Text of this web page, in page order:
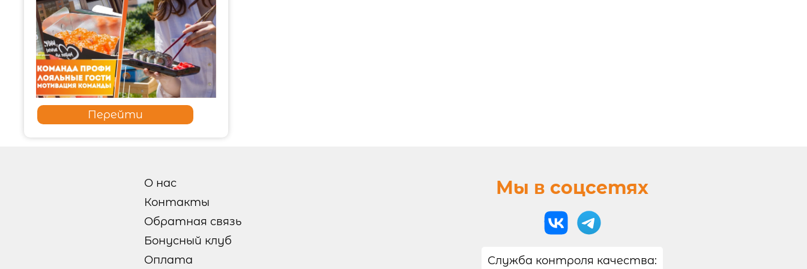
Перейти
О нас
Контакты
Обратная связь
Бонусный клуб
Оплата
Мы в соцсетях
Служба контроля качества: